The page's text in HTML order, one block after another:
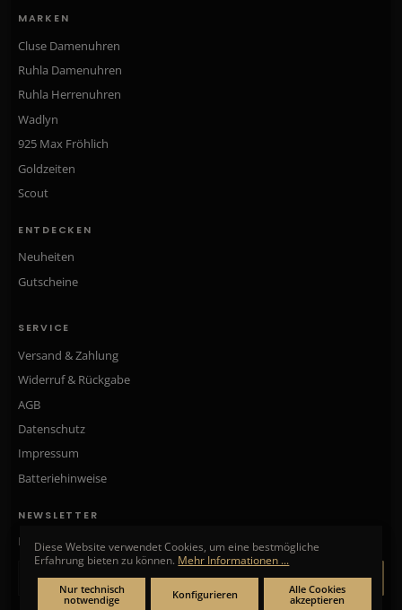
MARKEN
Cluse Damenuhren
Ruhla Damenuhren
Ruhla Herrenuhren
Wadlyn
925 Max Fröhlich
Goldzeiten
Scout
ENTDECKEN
Neuheiten
Gutscheine
SERVICE
Versand & Zahlung
Widerruf & Rückgabe
AGB
Datenschutz
Impressum
Batteriehinweise
NEWSLETTER
Neue Kollektionen, exklusive Angebote & Aktionen direkt in Ihr Postfach.
ANMELDEN
Diese Website verwendet Cookies, um eine bestmögliche
Erfahrung bieten zu können. Mehr Informationen ...
Nur technisch
notwendige
Konfigurieren
Alle Cookies
akzeptieren